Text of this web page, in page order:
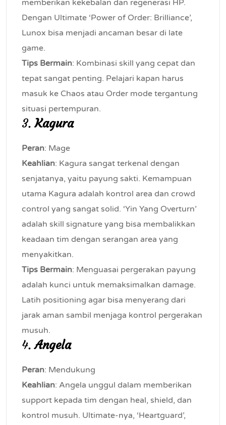
memberikan kekebalan dan regenerasi HP.
Dengan Ultimate ‘Power of Order: Brilliance’,
Lunox bisa menjadi ancaman besar di late
game.
Tips Bermain: Kombinasi skill yang cepat dan
tepat sangat penting. Pelajari kapan harus
masuk ke Chaos atau Order mode tergantung
situasi pertempuran.
3.Kagura
Peran: Mage
Keahlian: Kagura sangat terkenal dengan
senjatanya, yaitu payung sakti. Kemampuan
utama Kagura adalah kontrol area dan crowd
control yang sangat solid. ‘Yin Yang Overturn’
adalah skill signature yang bisa membalikkan
keadaan tim dengan serangan area yang
menyakitkan.
Tips Bermain: Menguasai pergerakan payung
adalah kunci untuk memaksimalkan damage.
Latih positioning agar bisa menyerang dari
jarak aman sambil menjaga kontrol pergerakan
musuh.
4.Angela
Peran: Mendukung
Keahlian: Angela unggul dalam memberikan
support kepada tim dengan heal, shield, dan
kontrol musuh. Ultimate-nya, ‘Heartguard’,